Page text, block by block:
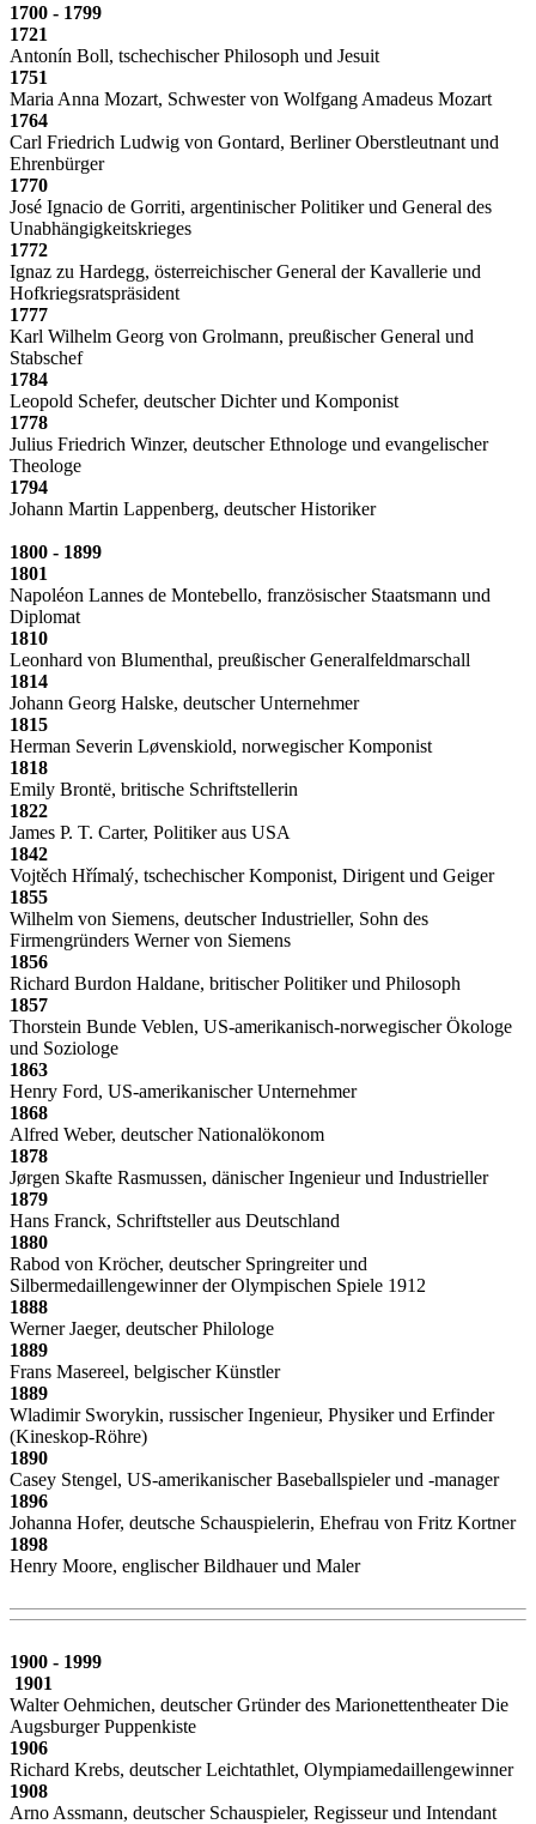
1700 - 1799
1721
Antonín Boll, tschechischer Philosoph und Jesuit
1751
Maria Anna Mozart, Schwester von Wolfgang Amadeus Mozart
1764
Carl Friedrich Ludwig von Gontard, Berliner Oberstleutnant und
Ehrenbürger
1770
José Ignacio de Gorriti, argentinischer Politiker und General des
Unabhängigkeitskrieges
1772
Ignaz zu Hardegg, österreichischer General der Kavallerie und
Hofkriegsratspräsident
1777
Karl Wilhelm Georg von Grolmann, preußischer General und
Stabschef
1784
Leopold Schefer, deutscher Dichter und Komponist
1778
Julius Friedrich Winzer, deutscher Ethnologe und evangelischer
Theologe
1794
Johann Martin Lappenberg, deutscher Historiker
1800 - 1899
1801
Napoléon Lannes de Montebello, französischer Staatsmann und
Diplomat
1810
Leonhard von Blumenthal, preußischer Generalfeldmarschall
1814
Johann Georg Halske, deutscher Unternehmer
1815
Herman Severin Løvenskiold, norwegischer Komponist
1818
Emily Brontë, britische Schriftstellerin
1822
James P. T. Carter, Politiker aus USA
1842
Vojtěch Hřímalý, tschechischer Komponist, Dirigent und Geiger
1855
Wilhelm von Siemens, deutscher Industrieller, Sohn des
Firmengründers Werner von Siemens
1856
Richard Burdon Haldane, britischer Politiker und Philosoph
1857
Thorstein Bunde Veblen, US-amerikanisch-norwegischer Ökologe
und Soziologe
1863
Henry Ford, US-amerikanischer Unternehmer
1868
Alfred Weber, deutscher Nationalökonom
1878
Jørgen Skafte Rasmussen, dänischer Ingenieur und Industrieller
1879
Hans Franck, Schriftsteller aus Deutschland
1880
Rabod von Kröcher, deutscher Springreiter und
Silbermedaillengewinner der Olympischen Spiele 1912
1888
Werner Jaeger, deutscher Philologe
1889
Frans Masereel, belgischer Künstler
1889
Wladimir Sworykin, russischer Ingenieur, Physiker und Erfinder
(Kineskop-Röhre)
1890
Casey Stengel, US-amerikanischer Baseballspieler und -manager
1896
Johanna Hofer, deutsche Schauspielerin, Ehefrau von Fritz Kortner
1898
Henry Moore, englischer Bildhauer und Maler
1900 - 1999
1901
Walter Oehmichen, deutscher Gründer des Marionettentheater Die
Augsburger Puppenkiste
1906
Richard Krebs, deutscher Leichtathlet, Olympiamedaillengewinner
1908
Arno Assmann, deutscher Schauspieler, Regisseur und Intendant